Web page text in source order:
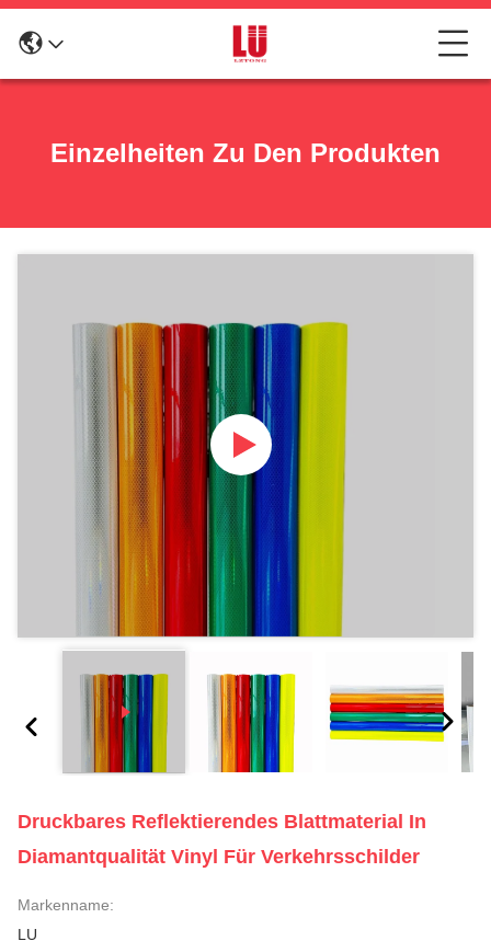
Einzelheiten Zu Den Produkten
Druckbares Reflektierendes Blattmaterial In
Diamantqualität Vinyl Für Verkehrsschilder
Markenname:
LU